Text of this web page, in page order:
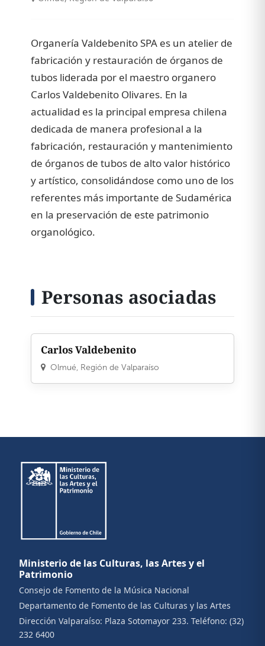
Organería Valdebenito SPA es un atelier de
fabricación y restauración de órganos de
tubos liderada por el maestro organero
Carlos Valdebenito Olivares. En la
actualidad es la principal empresa chilena
dedicada de manera profesional a la
fabricación, restauración y mantenimiento
de órganos de tubos de alto valor histórico
y artístico, consolidándose como uno de los
referentes más importante de Sudamérica
en la preservación de este patrimonio
organológico.
Personas asociadas
Carlos Valdebenito
Olmué, Región de Valparaíso
Ministerio de las Culturas, las Artes y el
Patrimonio
Consejo de Fomento de la Música Nacional
Departamento de Fomento de las Culturas y las Artes
Dirección Valparaíso: Plaza Sotomayor 233. Teléfono: (32)
232 6400